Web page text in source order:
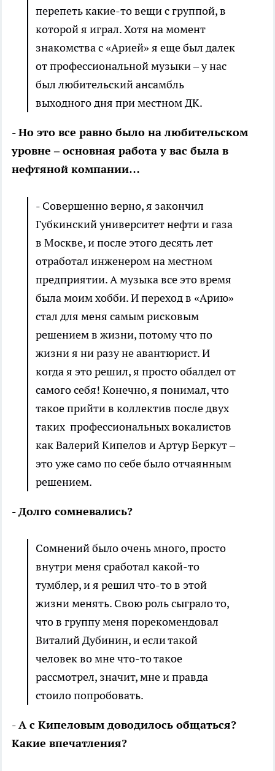
перепеть какие-то вещи с группой, в
которой я играл. Хотя на момент
знакомства с «Арией» я еще был далек
от профессиональной музыки – у нас
был любительский ансамбль
выходного дня при местном ДК.
- Но это все равно было на любительском
уровне – основная работа у вас была в
нефтяной компании…
- Совершенно верно, я закончил
Губкинский университет нефти и газа
в Москве, и после этого десять лет
отработал инженером на местном
предприятии. А музыка все это время
была моим хобби. И переход в «Арию»
стал для меня самым рисковым
решением в жизни, потому что по
жизни я ни разу не авантюрист. И
когда я это решил, я просто обалдел от
самого себя! Конечно, я понимал, что
такое прийти в коллектив после двух
таких профессиональных вокалистов
как Валерий Кипелов и Артур Беркут –
это уже само по себе было отчаянным
решением.
- Долго сомневались?
Сомнений было очень много, просто
внутри меня сработал какой-то
тумблер, и я решил что-то в этой
жизни менять. Свою роль сыграло то,
что в группу меня порекомендовал
Виталий Дубинин, и если такой
человек во мне что-то такое
рассмотрел, значит, мне и правда
стоило попробовать.
- А с Кипеловым доводилось общаться?
Какие впечатления?